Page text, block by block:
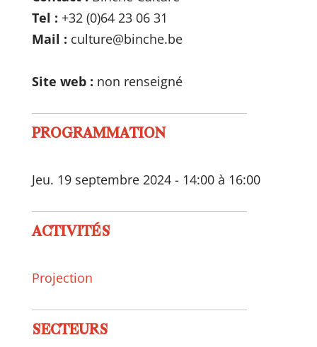
Tel : +32 (0)64 23 06 31
Mail : culture@binche.be
Site web : non renseigné
PROGRAMMATION
Jeu. 19 septembre 2024 - 14:00 à 16:00
ACTIVITÉS
Projection
SECTEURS